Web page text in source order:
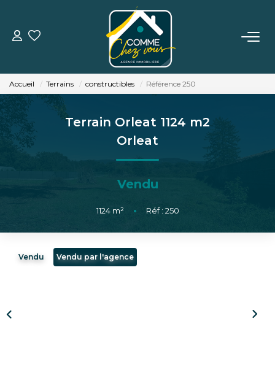
VENTE
LOCATION
ESTIMATION
L'AGENCE
TÉMOIGNAGES
Accueil Terrains constructibles Référence 250
Terrain Orleat 1124 m2
Orleat
Vendu
1124m² • Réf : 250
Vendu Vendu par l'agence